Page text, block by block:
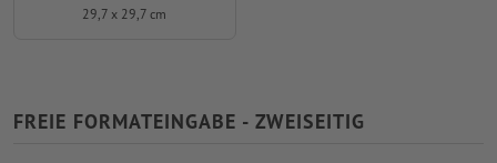
29,7 x 29,7 cm
FREIE FORMATEINGABE - ZWEISEITIG